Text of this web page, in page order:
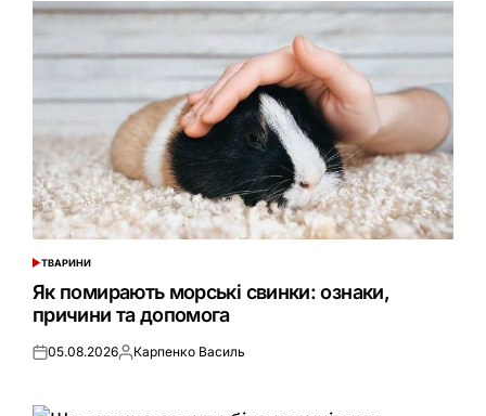
ОПУБЛІКУВАТИ
ТВАРИНИ
Як помирають морські свинки: ознаки,
причини та допомога
Оприлюднено
05.08.2026Опубліковано
Карпенко Василь